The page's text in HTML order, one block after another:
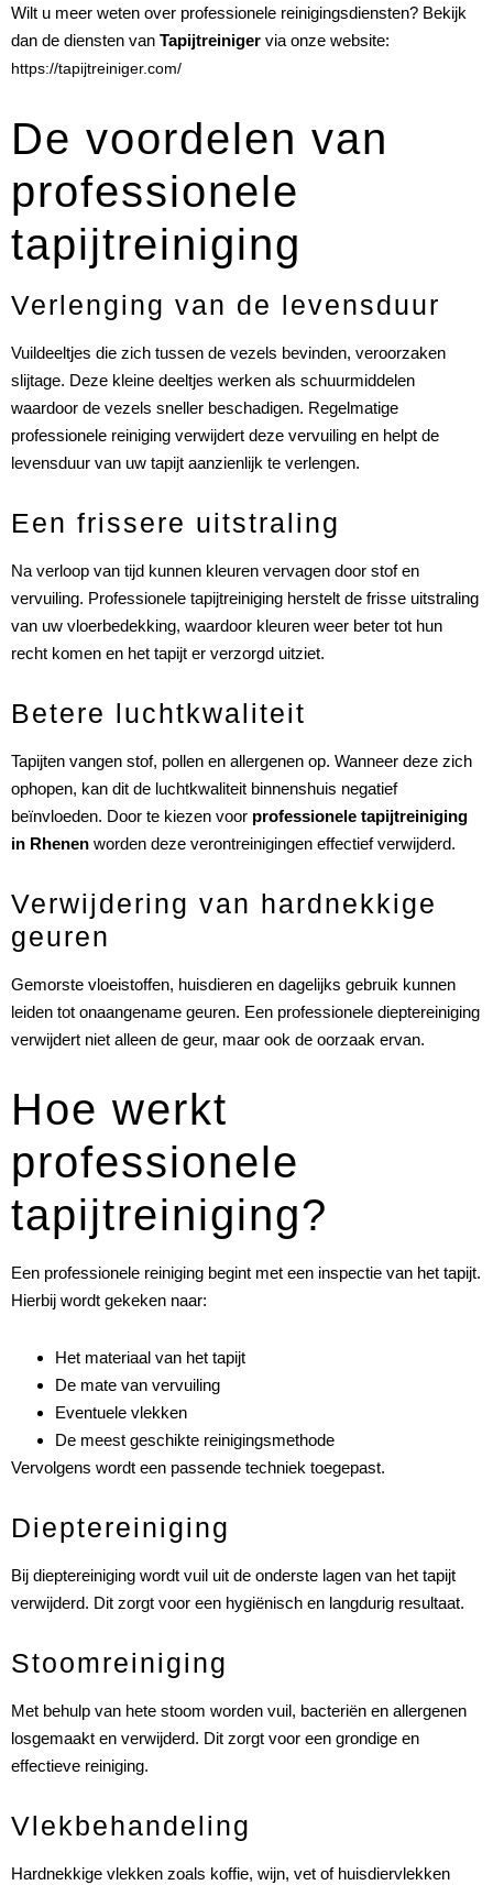
Wilt u meer weten over professionele reinigingsdiensten? Bekijk
dan de diensten van Tapijtreiniger via onze website:
https://tapijtreiniger.com/
De voordelen van
professionele
tapijtreiniging
Verlenging van de levensduur
Vuildeeltjes die zich tussen de vezels bevinden, veroorzaken
slijtage. Deze kleine deeltjes werken als schuurmiddelen
waardoor de vezels sneller beschadigen. Regelmatige
professionele reiniging verwijdert deze vervuiling en helpt de
levensduur van uw tapijt aanzienlijk te verlengen.
Een frissere uitstraling
Na verloop van tijd kunnen kleuren vervagen door stof en
vervuiling. Professionele tapijtreiniging herstelt de frisse uitstraling
van uw vloerbedekking, waardoor kleuren weer beter tot hun
recht komen en het tapijt er verzorgd uitziet.
Betere luchtkwaliteit
Tapijten vangen stof, pollen en allergenen op. Wanneer deze zich
ophopen, kan dit de luchtkwaliteit binnenshuis negatief
beïnvloeden. Door te kiezen voor professionele tapijtreiniging
in Rhenen worden deze verontreinigingen effectief verwijderd.
Verwijdering van hardnekkige
geuren
Gemorste vloeistoffen, huisdieren en dagelijks gebruik kunnen
leiden tot onaangename geuren. Een professionele dieptereiniging
verwijdert niet alleen de geur, maar ook de oorzaak ervan.
Hoe werkt
professionele
tapijtreiniging?
Een professionele reiniging begint met een inspectie van het tapijt.
Hierbij wordt gekeken naar:
Het materiaal van het tapijt
De mate van vervuiling
Eventuele vlekken
De meest geschikte reinigingsmethode
Vervolgens wordt een passende techniek toegepast.
Dieptereiniging
Bij dieptereiniging wordt vuil uit de onderste lagen van het tapijt
verwijderd. Dit zorgt voor een hygiënisch en langdurig resultaat.
Stoomreiniging
Met behulp van hete stoom worden vuil, bacteriën en allergenen
losgemaakt en verwijderd. Dit zorgt voor een grondige en
effectieve reiniging.
Vlekbehandeling
Hardnekkige vlekken zoals koffie, wijn, vet of huisdiervlekken